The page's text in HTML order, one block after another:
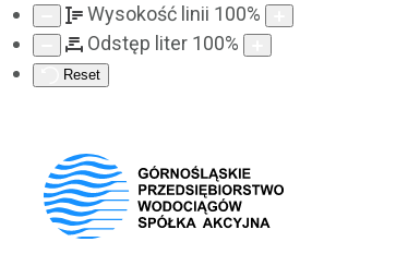
Wysokość linii 100%
Odstęp liter 100%
Reset